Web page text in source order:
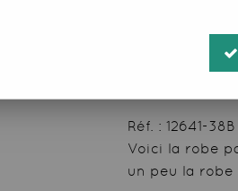
Soyez le
€
Réf. : 12641-38B
Voici la robe
un peu la robe